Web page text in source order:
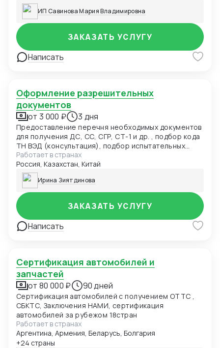
ИП Савинова Мария Владимировна
Написать
ЗАКАЗАТЬ УСЛУГУ
Оформление разрешительных
документов
от 3 000 ₽ 3 дня
Предоставление перечня необходимых документов
для получения ДС, СС, СГР, СТ-1 и др. , подбор кода
ТН ВЭД (консультация), подбор испытательных
лабораторий, подача заявки в центр сертификации.
Разработка нормативно-технической
документации: ТУ, ПС, РЭ, ОБ и др. для получения
ДС, СС, СГР и т.д.(от 5000руб)
Работает в странах
Россия, Казахстан, Китай
Ирина Зиятдинова
Написать
ЗАКАЗАТЬ УСЛУГУ
Сертификация автомобилей и
запчастей
от 80 000 ₽ 90 дней
Сертификация автомобилей с получением ОТТС ,
СБКТС, Заключения НАМИ, сертификация
автомобилей за рубежом 18стран
Работает в странах
Аргентина, Армения, Беларусь, Болгария
+24 страны